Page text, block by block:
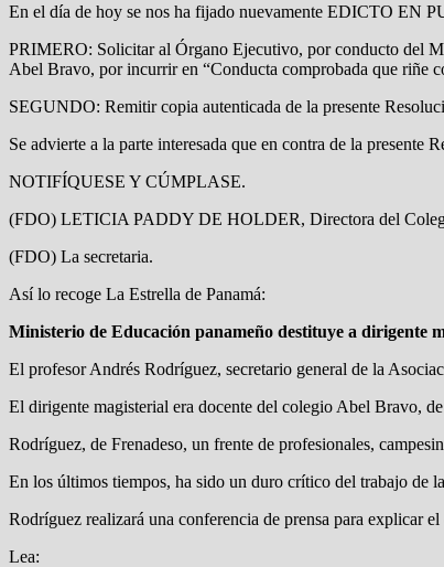
En el día de hoy se nos ha fijado nuevamente EDICTO EN
PRIMERO: Solicitar al Órgano Ejecutivo, por conducto del
Abel Bravo, por incurrir en “Conducta comprobada que riñe
SEGUNDO: Remitir copia autenticada de la presente
Se advierte a la parte interesada que en contra de la presente
NOTIFÍQUESE Y CÚMPLASE.
(FDO) LETICIA PADDY DE HOLDER, Directora del
(FDO) La secretaria.
Así lo recoge La Estrella de Panamá:
Ministerio de Educación panameño destituye a dirigente
El profesor Andrés Rodríguez, secretario general de la
El dirigente magisterial era docente del colegio Abel Bravo,
Rodríguez, de Frenadeso, un frente de profesionales,
En los últimos tiempos, ha sido un duro crítico del trabajo de
Rodríguez realizará una conferencia de prensa para explicar
Lea: